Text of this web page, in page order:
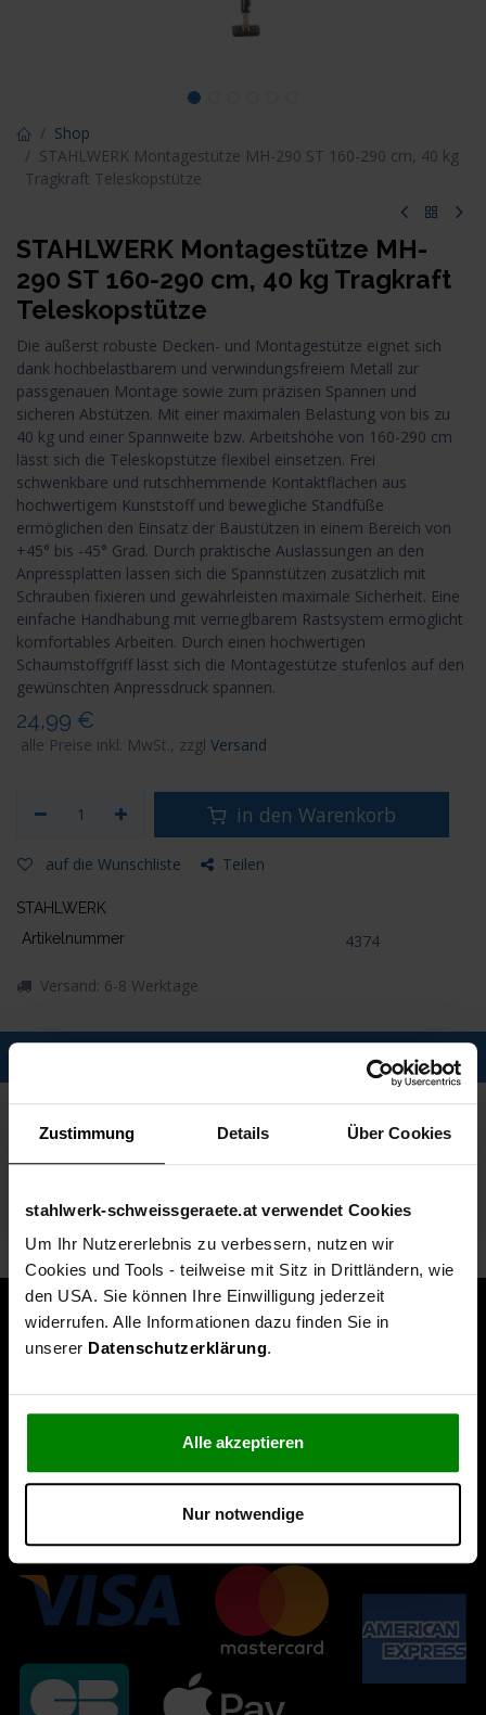
Zustimmung Details Über Cookies
stahlwerk-schweissgeraete.at verwendet Cookies
Um Ihr Nutzererlebnis zu verbessern, nutzen wir
Cookies und Tools - teilweise mit Sitz in Drittländern, wie
den USA. Sie können Ihre Einwilligung jederzeit
widerrufen. Alle Informationen dazu finden Sie in
unserer Datenschutzerklärung.
Alle akzeptieren
Nur notwendige
Shop
STAHLWERK Montagestütze MH-290 ST 160-290 cm, 40 kg
Tragkraft Teleskopstütze
STAHLWERK Montagestütze MH-
290 ST 160-290 cm, 40 kg Tragkraft
Teleskopstütze
Die äußerst robuste Decken- und Montagestütze eignet sich
dank hochbelastbarem und verwindungsfreiem Metall zur
passgenauen Montage sowie zum präzisen Spannen und
sicheren Abstützen. Mit einer maximalen Belastung von bis zu
40 kg und einer Spannweite bzw. Arbeitshöhe von 160-290 cm
lässt sich die Teleskopstütze flexibel einsetzen. Frei
schwenkbare und rutschhemmende Kontaktflächen aus
hochwertigem Kunststoff und bewegliche Standfüße
ermöglichen den Einsatz der Baustützen in einem Bereich von
+45° bis -45° Grad. Durch praktische Auslassungen an den
Anpressplatten lassen sich die Spannstützen zusätzlich mit
Schrauben fixieren und gewährleisten maximale Sicherheit. Eine
einfache Handhabung mit verrieglbarem Rastsystem ermöglicht
komfortables Arbeiten. Durch einen hochwertigen
Schaumstoffgriff lässt sich die Montagestütze stufenlos auf den
gewünschten Anpressdruck spannen.
24,99 €
alle Preise inkl. MwSt., zzgl Versand
in den Warenkorb
auf die Wunschliste Teilen
STAHLWERK
Artikelnummer
4374
Versand: 6-8 Werktage
Spezifikationen
Lieferumfang